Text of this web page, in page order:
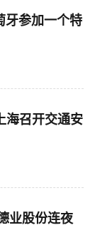
牙参加一个特
业股份连夜